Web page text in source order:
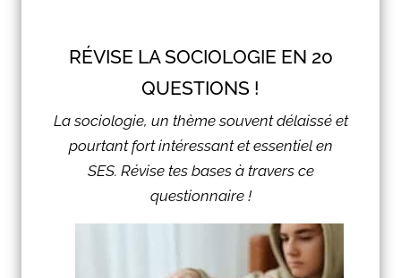
RÉVISE LA SOCIOLOGIE EN 20
QUESTIONS !
La sociologie, un thème souvent délaissé et
pourtant fort intéressant et essentiel en
SES. Révise tes bases à travers ce
questionnaire !